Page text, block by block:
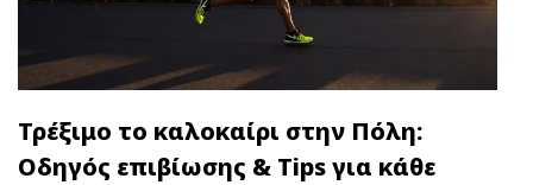
Τρέξιμο το καλοκαίρι στην Πόλη:
Οδηγός επιβίωσης & Tips για κάθε